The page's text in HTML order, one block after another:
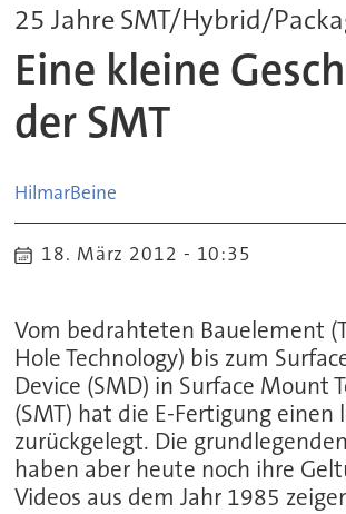
25 Jahre SMT/Hybrid/
Eine kleine
der SMT
HilmarBeine
18. März 2012 - 10:35
Vom bedrahteten Bauelement
Hole Technology) bis zum
Device (SMD) in Surface Mount
(SMT) hat die E-Fertigung einen
zurückgelegt. Die
haben aber heute noch ihre
Videos aus dem Jahr 1985